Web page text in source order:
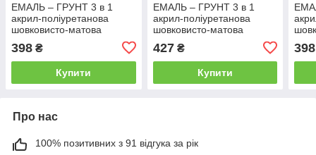
ЕМАЛЬ – ГРУНТ 3 в 1
акрил-поліуретанова
шовковисто-матова
Skyline RAL 5015 Яскраво-
блакитна 0,9 кг
398 ₴
Купити
ЕМАЛЬ – ГРУНТ 3 в 1
акрил-поліуретанова
шовковисто-матова
Skyline RAL 3009 Червоно-
коричнева 0,9 кг
427₴
Купити
0,9
398
Про нас
100% позитивних з 91 відгука за рік